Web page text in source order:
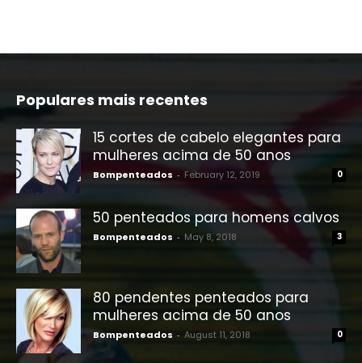
Populares mais recentes
15 cortes de cabelo elegantes para
mulheres acima de 50 anos
Bompenteados - February 12, 2019 0
50 penteados para homens calvos
Bompenteados - May 8, 2018 3
80 pendentes penteados para
mulheres acima de 50 anos
Bompenteados - August 11, 2018 0